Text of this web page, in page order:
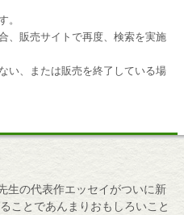
。
、販売サイトで再度、検索を実施
い、または販売を終了している場
の代表作エッセイがついに新
ことであんまりおもしろいこと